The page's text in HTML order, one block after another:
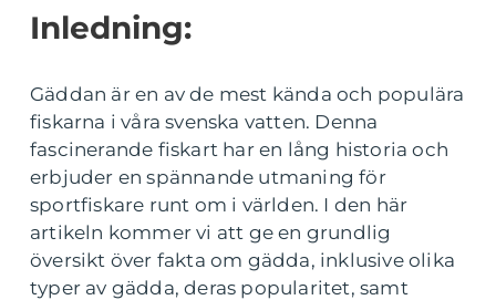
Inledning:
Gäddan är en av de mest kända och populära
fiskarna i våra svenska vatten. Denna
fascinerande fiskart har en lång historia och
erbjuder en spännande utmaning för
sportfiskare runt om i världen. I den här
artikeln kommer vi att ge en grundlig
översikt över fakta om gädda, inklusive olika
typer av gädda, deras popularitet, samt